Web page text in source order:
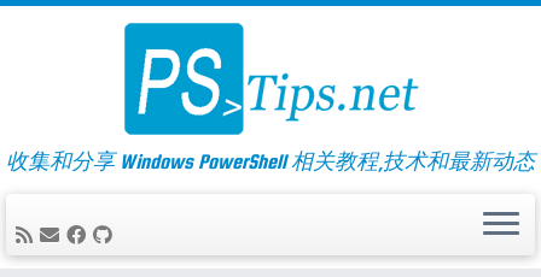
Skip
收集和分享 Windows PowerShell 相关教程,技术和最新动态